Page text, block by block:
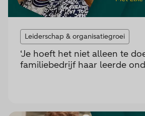
Leiderschap & organisatiegroei
‘Je hoeft het niet alleen te
familiebedrijf haar leerde